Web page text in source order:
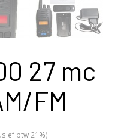
27 mc
FM
btw 21%)